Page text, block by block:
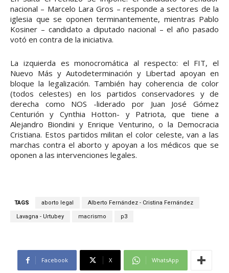
nacional – Marcelo Lara Gros – responde a sectores de la
iglesia que se oponen terminantemente, mientras Pablo
Kosiner – candidato a diputado nacional – el año pasado
votó en contra de la iniciativa.
La izquierda es monocromática al respecto: el FIT, el
Nuevo Más y Autodeterminación y Libertad apoyan en
bloque la legalización. También hay coherencia de color
(todos celestes) en los partidos conservadores y de
derecha como NOS -liderado por Juan José Gómez
Centurión y Cynthia Hotton- y Patriota, que tiene a
Alejandro Biondini y Enrique Venturino, o la Democracia
Cristiana. Estos partidos militan el color celeste, van a las
marchas contra el aborto y apoyan a los médicos que se
oponen a las intervenciones legales.
TAGS aborto legal Alberto Fernández - Cristina Fernández
Lavagna - Urtubey macrismo p3
Facebook X WhatsApp